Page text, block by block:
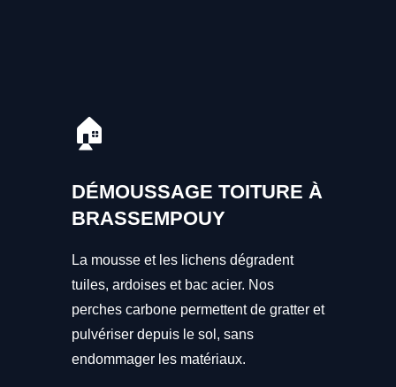
🏠
DÉMOUSSAGE TOITURE À
BRASSEMPOUY
La mousse et les lichens dégradent
tuiles, ardoises et bac acier. Nos
perches carbone permettent de gratter et
pulvériser depuis le sol, sans
endommager les matériaux.